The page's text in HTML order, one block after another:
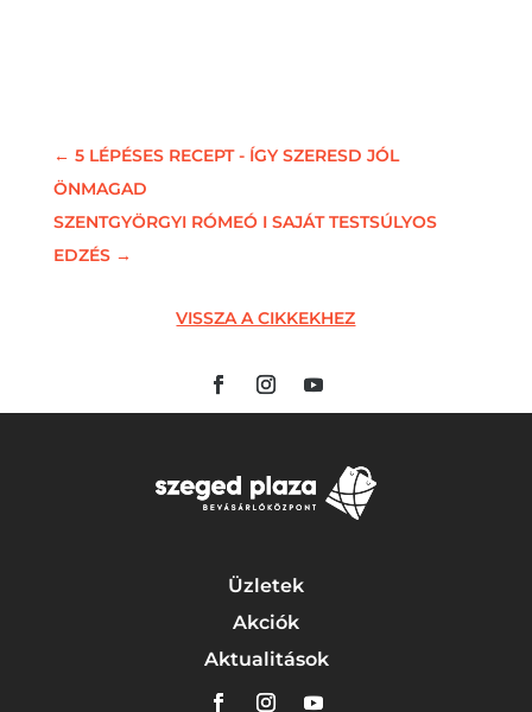
← 5 LÉPÉSES RECEPT - ÍGY SZERESD JÓL
ÖNMAGAD
SZENTGYÖRGYI RÓMEÓ I SAJÁT TESTSÚLYOS
EDZÉS→
VISSZA A CIKKEKHEZ
Üzletek
Akciók
Aktualitások